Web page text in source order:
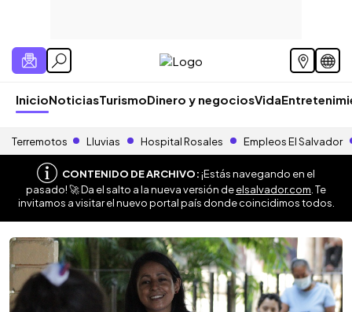
InicioNoticiasTurismoDinero y negociosVida
Terremotos Lluvias Hospital Rosales Empleos El Salvador
CONTENIDO DE ARCHIVO:¡Estás navegando en el
pasado! 🚀 Da el salto a la nueva versión deelsalvador.com . Te
invitamos a visitar el nuevo portal país donde coincidimos todos.